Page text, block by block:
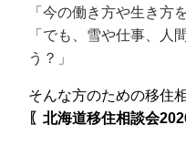
「今の働き方や生き方
「でも、雪や仕事、人
う？」
そんな方のための移住
〖北海道移住相談会